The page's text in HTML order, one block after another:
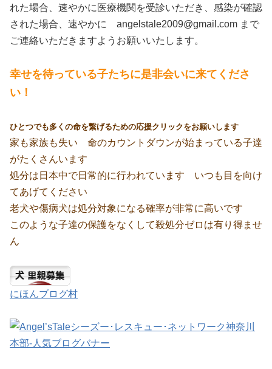
れた場合、速やかに医療機関を受診いただき、感染が確認
された場合、速やかに angelstale2009@gmail.com まで
ご連絡いただきますようお願いいたします。
幸せを待っている子たちに是非会いに来てくださ
い！
ひとつでも多くの命を繋げるための応援クリックをお願いします
家も家族も失い 命のカウントダウンが始まっている子達
がたくさんいます
処分は日本中で日常的に行われています いつも目を向け
てあげてください
老犬や傷病犬は処分対象になる確率が非常に高いです
このような子達の保護をなくして殺処分ゼロは有り得ませ
ん
にほんブログ村